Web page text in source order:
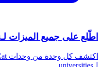
اطّلع على جميع الميزات لـUniversities